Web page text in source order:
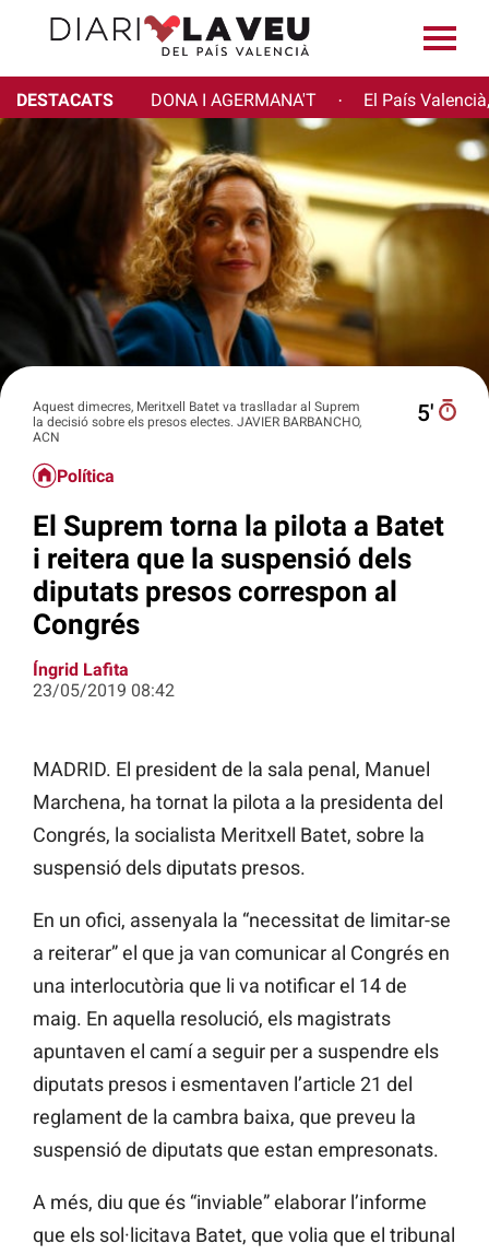
DESTACATS DONA I AGERMANA'T · El País
Aquest dimecres, Meritxell Batet va traslladar al Suprem
la decisió sobre els presos electes. JAVIER BARBANCHO,
ACN
5′
Política
El Suprem torna la pilota a Batet
i reitera que la suspensió dels
diputats presos correspon al
Congrés
Íngrid Lafita
23/05/2019 08:42
MADRID. El president de la sala penal, Manuel
Marchena, ha tornat la pilota a la presidenta del
Congrés, la socialista Meritxell Batet, sobre la
suspensió dels diputats presos.
En un ofici, assenyala la “necessitat de limitar-se
a reiterar” el que ja van comunicar al Congrés en
una interlocutòria que li va notificar el 14 de
maig. En aquella resolució, els magistrats
apuntaven el camí a seguir per a suspendre els
diputats presos i esmentaven l’article 21 del
reglament de la cambra baixa, que preveu la
suspensió de diputats que estan empresonats.
A més, diu que és “inviable” elaborar l’informe
que els sol·licitava Batet, que volia que el tribunal